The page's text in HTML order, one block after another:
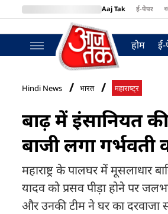
Aaj Tak ई-पेपर
BT Bazaar
होम ई-
Hindi News भारत महाराष्ट्र
बाढ़ में इंसानियत
बाजी लगा
महाराष्ट्र के पालघर में मूसलाधार
यादव को प्रसव पीड़ा होने पर
और उनकी टीम ने घर का दरवाजा